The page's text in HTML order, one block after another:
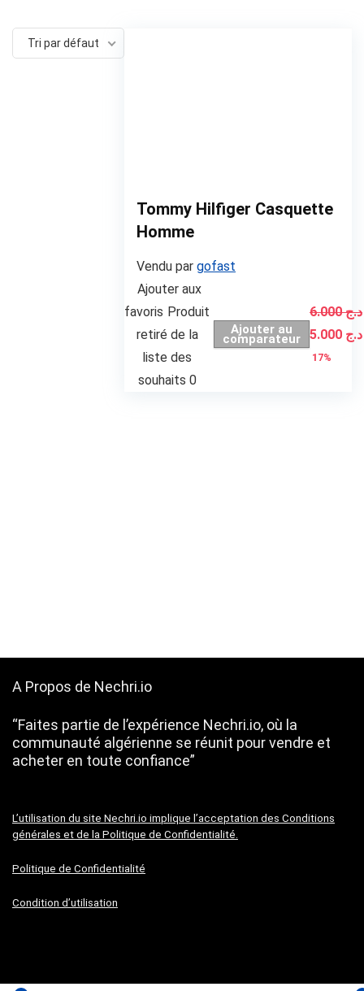
Tri par défaut
Tommy Hilfiger Casquette
Homme
Vendu par gofast
Ajouter aux
favoris Produit
retiré de la
liste des
souhaits 0
Ajouter au
comparateur
د.ج6.000
Le
prix
د.ج
17%
A Propos de Nechri.io
“Faites partie de l’expérience Nechri.io, où la
communauté algérienne se réunit pour vendre et
acheter en toute confiance”
L’utilisation du site Nechri.io implique l’acceptation des Conditions
générales et de la Politique de Confidentialité.
Politique de Confidentialité
Condition d’utilisation